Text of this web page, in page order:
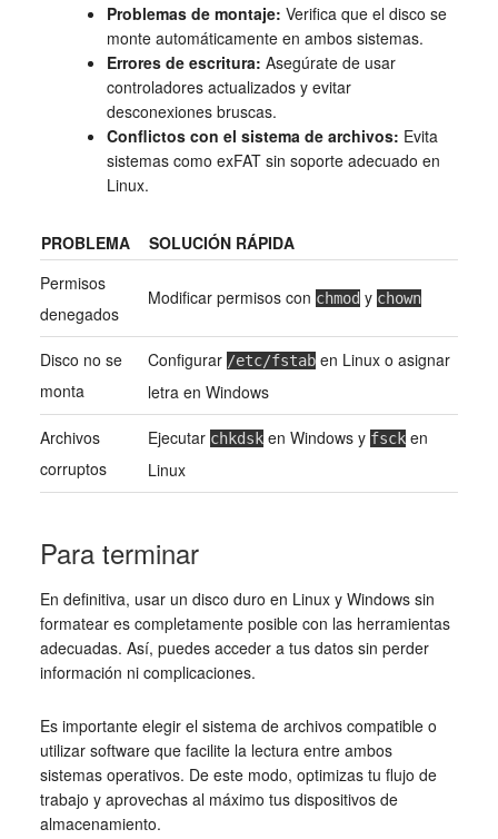
Problemas de montaje: Verifica que el disco se
monte automáticamente en ambos sistemas.
Errores de escritura: Asegúrate de usar
controladores actualizados y evitar
desconexiones bruscas.
Conflictos con el sistema de archivos: Evita
sistemas como exFAT sin soporte adecuado en
Linux.
PROBLEMA
SOLUCIÓN RÁPIDA
Permisos
denegados
Modificar permisos con chmody chown
Disco no se
monta
Configurar /etc/fstaben Linux o asignar
letra en Windows
Archivos
corruptos
Ejecutar chkdsken Windows y fscken
Linux
Para terminar
En definitiva, usar un disco duro en Linux y Windows sin
formatear es completamente posible con las herramientas
adecuadas. Así, puedes acceder a tus datos sin perder
información ni complicaciones.
Es importante elegir el sistema de archivos compatible o
utilizar software que facilite la lectura entre ambos
sistemas operativos. De este modo, optimizas tu flujo de
trabajo y aprovechas al máximo tus dispositivos de
almacenamiento.